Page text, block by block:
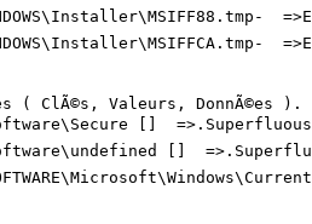
( ClÃ©s, Valeurs, DonnÃ©es ).
[]
[]